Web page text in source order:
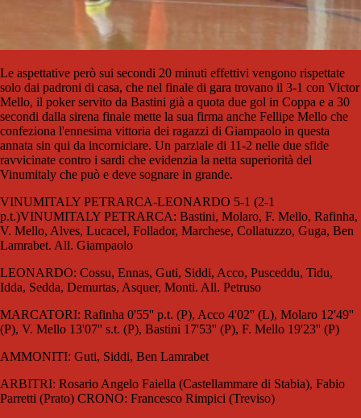
Le aspettative però sui secondi 20 minuti effettivi vengono rispettate
solo dai padroni di casa, che nel finale di gara trovano il 3-1 con Victor
Mello, il poker servito da Bastini già a quota due gol in Coppa e a 30
secondi dalla sirena finale mette la sua firma anche Fellipe Mello che
confeziona l'ennesima vittoria dei ragazzi di Giampaolo in questa
annata sin qui da incorniciare. Un parziale di 11-2 nelle due sfide
ravvicinate contro i sardi che evidenzia la netta superiorità del
Vinumitaly che può e deve sognare in grande.
VINUMITALY PETRARCA-LEONARDO 5-1 (2-1
p.t.)VINUMITALY PETRARCA: Bastini, Molaro, F. Mello, Rafinha,
V. Mello, Alves, Lucacel, Follador, Marchese, Collatuzzo, Guga, Ben
Lamrabet. All. Giampaolo
LEONARDO: Cossu, Ennas, Guti, Siddi, Acco, Pusceddu, Tidu,
Idda, Sedda, Demurtas, Asquer, Monti. All. Petruso
MARCATORI: Rafinha 0'55'' p.t. (P), Acco 4'02'' (L), Molaro 12'49''
(P), V. Mello 13'07'' s.t. (P), Bastini 17'53'' (P), F. Mello 19'23'' (P)
AMMONITI: Guti, Siddi, Ben Lamrabet
ARBITRI: Rosario Angelo Faiella (Castellammare di Stabia), Fabio
Parretti (Prato) CRONO: Francesco Rimpici (Treviso)